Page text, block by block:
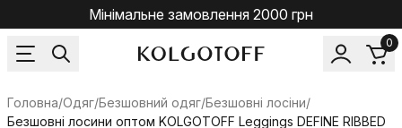
Мінімальне замовлення 2000 грн
0
Головна/Одяг/Безшовний одяг/Безшовні лосіни/
Безшовні лосини оптом KOLGOTOFF Leggings DEFINE RIBBED